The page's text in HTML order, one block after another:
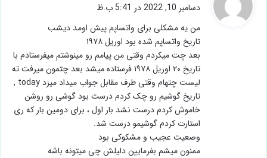
:
دسامبر 10, 2022 در 5:41 ب.ظ
من یه مشکلی برای واتساپم پیش اومد دیشب
تاریخ واتساپم شده بود اوریل ۱۹۷۸
بعد چت میکردم وقتی من پیامم رو مینوشتم میفرستادم با
تاریخ ۲۰ اوریل ۱۹۷۸ فرستاده میشد بعد چتمون میرفت ته
لیست چتهام وقتی طرف مقابل جواب میداد میزد today ,
تاریخ گوشیم رو چک کردم درست بود گوشی رو روشن
خاموش کردم درست نشد بار اول ، برای دومین بار که ری
استارت کردم گوشیمو درست شد.
وصعیت عجیب و مشکوکی بود
ممنون میشم بفرمایین دلیلش چی میتونه باشه